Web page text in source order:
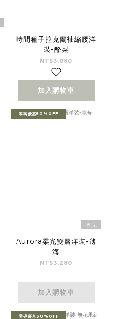
時間種子拉克蘭袖縮腰洋
裝-酪梨
NT$3,080
加入購物車
零碼優惠50%OFF
售完
Aurora柔光雙層洋裝-薄
海
NT$3,280
加入購物車
零碼優惠30%OFF